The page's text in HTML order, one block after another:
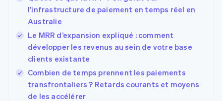
l’infrastructure de paiement en temps réel en
Australie
Le MRR d’expansion expliqué : comment
développer les revenus au sein de votre base
clients existante
Combien de temps prennent les paiements
transfrontaliers ? Retards courants et moyens
de les accélérer
English
États-Unis
EnglishEspañol
Finlande
English Svenska
Français English
Gibraltar
English
Grèce